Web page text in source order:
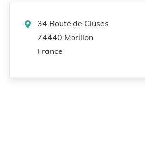
34 Route de Cluses
74440 Morillon
France